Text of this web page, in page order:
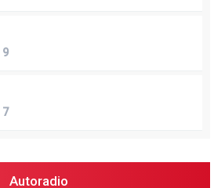
9
7
Autoradio